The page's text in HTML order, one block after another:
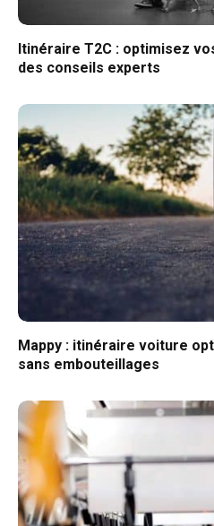
Itinéraire T2C : optimisez
des conseils experts
Mappy : itinéraire voiture
sans embouteillages